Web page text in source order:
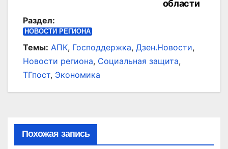
области
Раздел:
НОВОСТИ РЕГИОНА
Темы: АПК, Господдержка, Дзен.Новости,
Новости региона, Социальная защита,
ТГпост, Экономика
Похожая запись